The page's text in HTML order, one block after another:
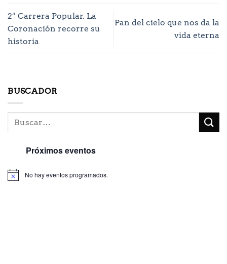
2ª Carrera Popular. La
Coronación recorre su
historia
Pan del cielo que nos da la
vida eterna
BUSCADOR
Próximos eventos
No hay eventos programados.